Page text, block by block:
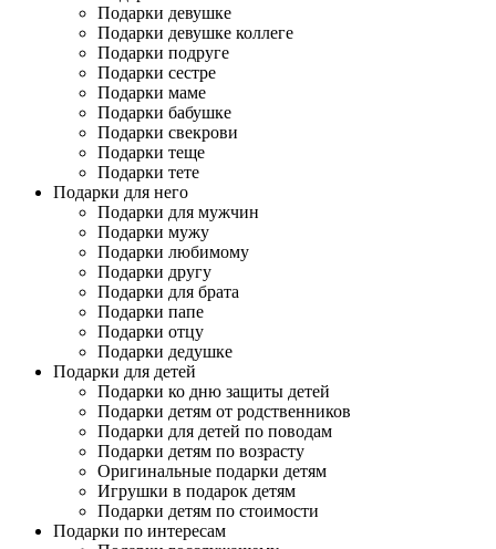
Подарки девушке
Подарки девушке коллеге
Подарки подруге
Подарки сестре
Подарки маме
Подарки бабушке
Подарки свекрови
Подарки теще
Подарки тете
Подарки для него
Подарки для мужчин
Подарки мужу
Подарки любимому
Подарки другу
Подарки для брата
Подарки папе
Подарки отцу
Подарки дедушке
Подарки для детей
Подарки ко дню защиты детей
Подарки детям от родственников
Подарки для детей по поводам
Подарки детям по возрасту
Оригинальные подарки детям
Игрушки в подарок детям
Подарки детям по стоимости
Подарки по интересам